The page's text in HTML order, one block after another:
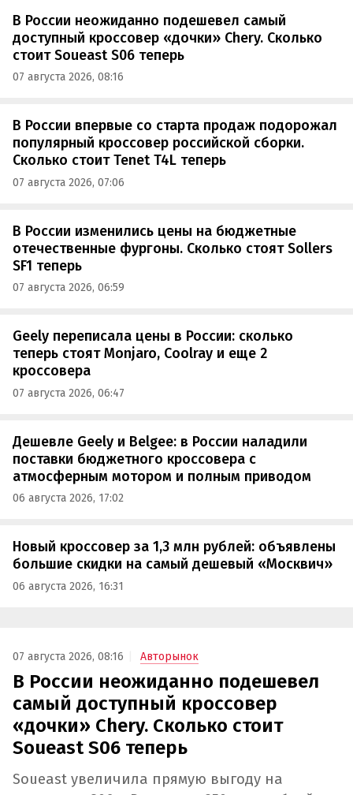
В России неожиданно подешевел самый
доступный кроссовер «дочки» Chery. Сколько
стоит Soueast S06 теперь
07 августа 2026, 08:16
В России впервые со старта продаж подорожал
популярный кроссовер российской сборки.
Сколько стоит Tenet T4L теперь
07 августа 2026, 07:06
В России изменились цены на бюджетные
отечественные фургоны. Сколько стоят Sollers
SF1 теперь
07 августа 2026, 06:59
Geely переписала цены в России: сколько
теперь стоят Monjaro, Coolray и еще 2
кроссовера
07 августа 2026, 06:47
Дешевле Geely и Belgee: в России наладили
поставки бюджетного кроссовера с
атмосферным мотором и полным приводом
06 августа 2026, 17:02
Новый кроссовер за 1,3 млн рублей: объявлены
большие скидки на самый дешевый «Москвич»
06 августа 2026, 16:31
07 августа 2026, 08:16 Авторынок
В России неожиданно подешевел
самый доступный кроссовер
«дочки» Chery. Сколько стоит
Soueast S06 теперь
Soueast увеличила прямую выгоду на